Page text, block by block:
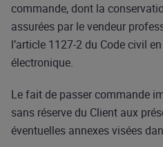
commande, dont la
assurées par le vendeur
l’article 1127-2 du Code civil
électronique.
Le fait de passer commande
sans réserve du Client aux
éventuelles annexes visées